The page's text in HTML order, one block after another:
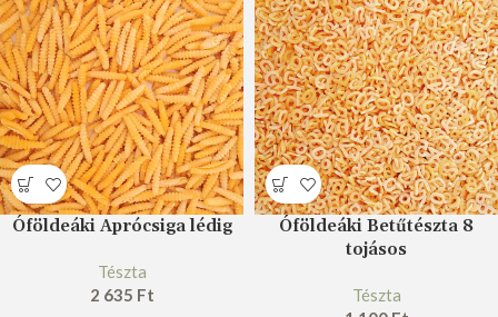
Óföldeáki Aprócsiga lédig
Tészta
2 635 Ft
Óföldeáki Betűtészta 8
tojásos
Tészta